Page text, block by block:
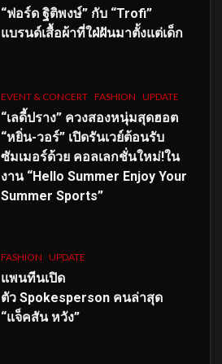
“ฟอร์ด ฐิติพงษ์” กับ “Trofi”
แบรนด์เสื้อผ้าที่ใฝ่ฝันมาตั้งแต่เด็ก
EVENT & CONCERT FASHION UPDATE
“เลดี้ปราง” ควงสองหนุ่มสุดฮอต
“หยิ่น-วอร์” เปิดรันเวย์ต้อนรับ
ซัมเมอร์ด้วย คอลเลกชั่นใหม่!ใน
งาน “Hello Summer Enjoy Your
Summer Sports”
FASHION UPDATE
แพนทีนเปิด
ตัว Spokesperson คนล่าสุด
“แจ็คสัน หวัง”